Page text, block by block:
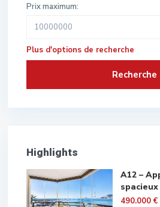
Prix maximum:
Plus d'options de recherche
Recherche
Highlights
A12 –
490.000 €